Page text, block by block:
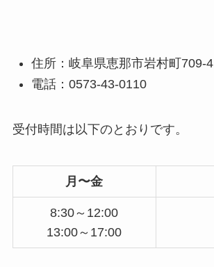
住所：岐阜県恵那市岩村町709-4
電話：0573-43-0110
受付時間は以下のとおりです。
月〜金
8:30～12:00
13:00～17:00